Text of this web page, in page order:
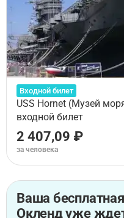
Входной билет
USS Hornet (Музей
входной билет
2 407,09 ₽
за человека
Ваша
Окленд уже